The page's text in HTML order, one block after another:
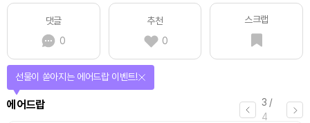
댓글
0
추천
0
스크랩
3 /
4
에어드랍
선물이 쏟아지는 에어드랍 이벤트!